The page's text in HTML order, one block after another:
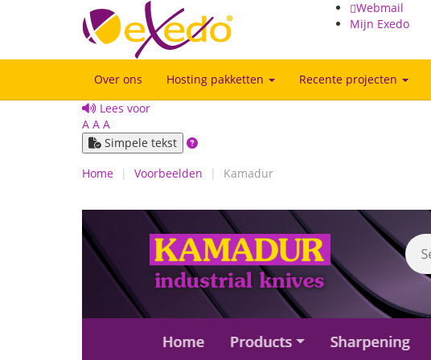
Webmail
Mijn Exedo
Over ons Hosting pakketten Recente projecten
Lees voor
A A A
Simpele tekst
Home
Voorbeelden Kamadur